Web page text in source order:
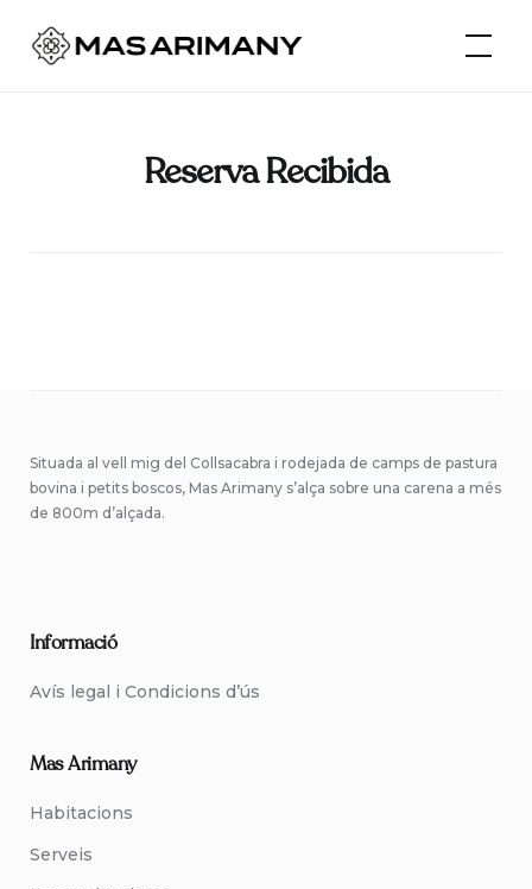
Mas Arimany
Reserva Recibida
Situada al vell mig del Collsacabra i rodejada de camps de pastura
bovina i petits boscos, Mas Arimany s’alça sobre una carena a més
de 800m d’alçada.
Informació
Avís legal i Condicions d’ús
Mas Arimany
Habitacions
Serveis